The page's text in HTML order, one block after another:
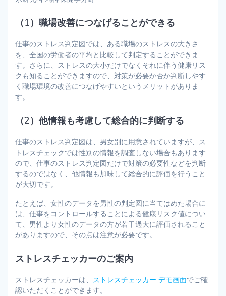
（1）職場改善につなげることができる
仕事のストレス判定図では、ある職場のストレスの大きさ
を、全国の労働者の平均と比較して判定することができま
す。さらに、ストレスの大小だけでなくそれに伴う健康リス
クも知ることができますので、対策が必要か否か判断しやす
く職場環境の改善につなげやすいというメリットがありま
す。
（2）他情報も考慮して総合的に判断する
仕事のストレス判定図は、男女別に用意されていますが、ス
トレスチェックでは性別の情報を調査しない場合もあります
ので、仕事のストレス判定図だけで対策の必要性などを判断
するのではなく、他情報も加味して総合的に評価を行うこと
が大切です。
たとえば、女性のデータを男性の判定図に当てはめた場合に
は、仕事をコントロールすることによる健康リスク値につい
て、男性より女性のデータの方が若干過大に評価されること
がありますので、その点は注意が必要です。
ストレスチェッカーのご案内
ストレスチェッカーは、 ストレスチェッカー デモ画面でご確
認いただくことができます。